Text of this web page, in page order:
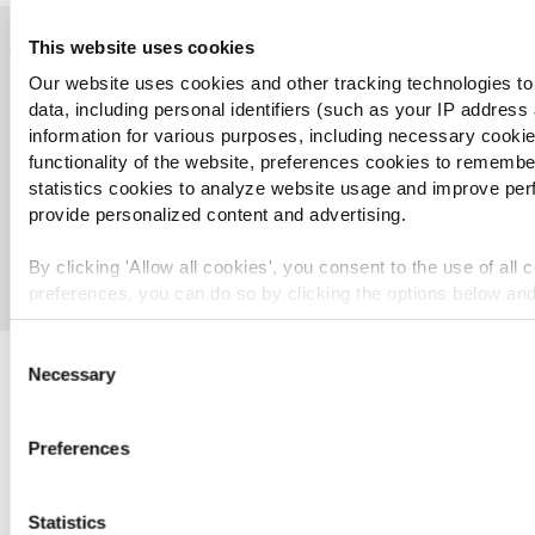
This website uses cookies
Our website uses cookies and other tracking technologies
data, including personal identifiers (such as your IP
information for various purposes, including necessary
functionality of the website, preferences cookies to
statistics cookies to analyze website usage and improve
provide personalized content and advertising.
By clicking 'Allow all cookies', you consent to the use of all
preferences, you can do so by clicking the options below
consent at any time by clicking on the "Cookies" link in the
Selection
Necessary
Preferences
Statistics
Camembert Bites Crispy Chicken Wings
ΟΡΕΚΤΙΚΑ P!CKERS - Κρατήστε το